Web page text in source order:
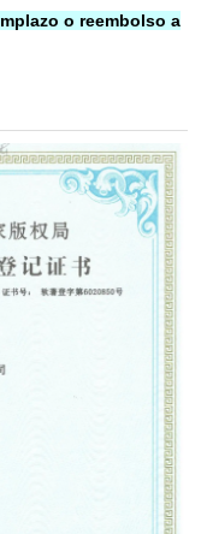
o reembolso a